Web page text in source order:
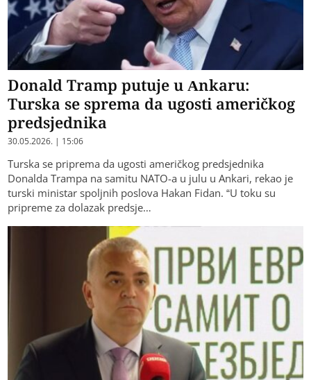
Donald Tramp putuje u Ankaru:
Turska se sprema da ugosti američkog
predsjednika
30.05.2026. | 15:06
Turska se priprema da ugosti američkog predsjednika
Donalda Trampa na samitu NATO-a u julu u Ankari, rekao je
turski ministar spoljnih poslova Hakan Fidan. “U toku su
pripreme za dolazak predsje…